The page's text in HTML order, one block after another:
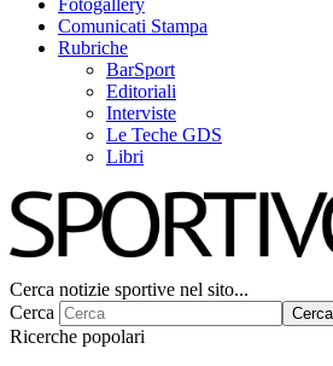
Fotogallery
Comunicati Stampa
Rubriche
BarSport
Editoriali
Interviste
Le Teche GDS
Libri
Cerca notizie sportive nel sito...
Cerca
Cerca
Ricerche popolari